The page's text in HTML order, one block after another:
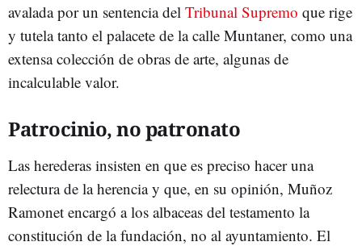
avalada por un sentencia del Tribunal Supremo que rige
y tutela tanto el palacete de la calle Muntaner, como una
extensa colección de obras de arte, algunas de
incalculable valor.
Patrocinio, no patronato
Las herederas insisten en que es preciso hacer una
relectura de la herencia y que, en su opinión, Muñoz
Ramonet encargó a los albaceas del testamento la
constitución de la fundación, no al ayuntamiento. El